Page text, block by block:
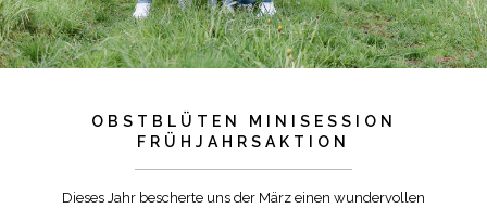
OBSTBLÜTEN MINISESSION
FRÜHJAHRSAKTION
Dieses Jahr bescherte uns der März einen wundervollen